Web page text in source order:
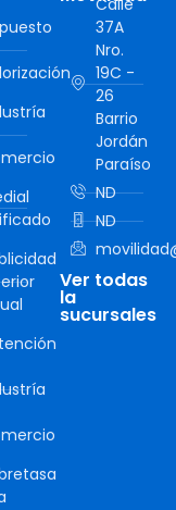
37A
Nro.
19C -
26
Barrio
Jordán
Paraíso
ND
ND
Ver todas
la
sucursales